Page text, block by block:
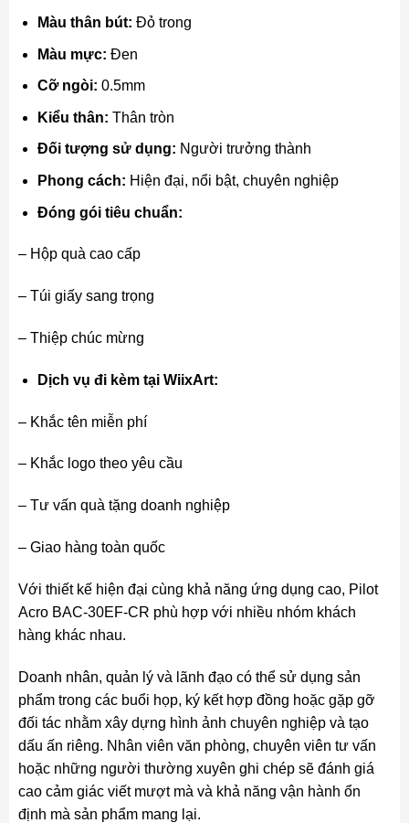
Màu thân bút: Đỏ trong
Màu mực: Đen
Cỡ ngòi: 0.5mm
Kiểu thân: Thân tròn
Đối tượng sử dụng: Người trưởng thành
Phong cách: Hiện đại, nổi bật, chuyên nghiệp
Đóng gói tiêu chuẩn:
– Hộp quà cao cấp
– Túi giấy sang trọng
– Thiệp chúc mừng
Dịch vụ đi kèm tại WiixArt:
– Khắc tên miễn phí
– Khắc logo theo yêu cầu
– Tư vấn quà tặng doanh nghiệp
– Giao hàng toàn quốc
Với thiết kế hiện đại cùng khả năng ứng dụng cao, Pilot
Acro BAC-30EF-CR phù hợp với nhiều nhóm khách
hàng khác nhau.
Doanh nhân, quản lý và lãnh đạo có thể sử dụng sản
phẩm trong các buổi họp, ký kết hợp đồng hoặc gặp gỡ
đối tác nhằm xây dựng hình ảnh chuyên nghiệp và tạo
dấu ấn riêng. Nhân viên văn phòng, chuyên viên tư vấn
hoặc những người thường xuyên ghi chép sẽ đánh giá
cao cảm giác viết mượt mà và khả năng vận hành ổn
định mà sản phẩm mang lại.